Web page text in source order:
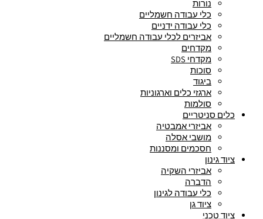
נורות
כלי עבודה חשמליים
כלי עבודה ידניים
אביזרים לכלי עבודה חשמליים
מקדחים
מקדחי SDS
סוכות
ביגוד
ארגזי כלים וארגוניות
סולמות
כלים סניטריים
אביזרי אמבטיה
מושבי אסלה
חסכמים ומסננות
ציוד גינון
אביזרי השקיה
הדברה
כלי עבודה לגינון
ציוד גן
ציוד טכני